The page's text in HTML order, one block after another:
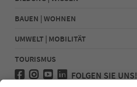
BAUEN | WOHNEN
UMWELT | MOBILITÄT
TOURISMUS
FOLGEN SIE UNS!